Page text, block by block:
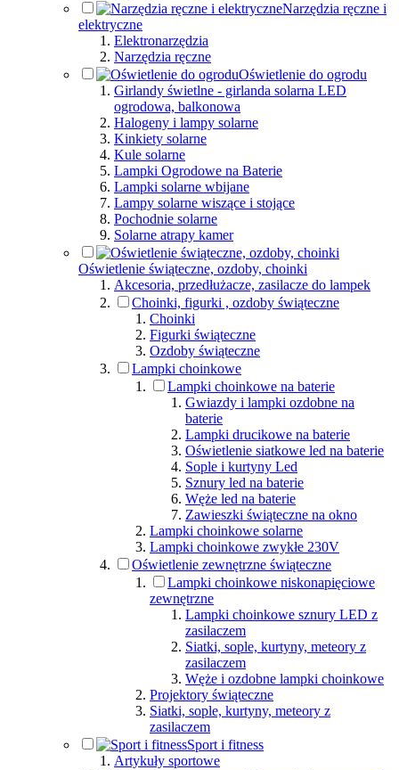
Narzędzia ręczne i
elektryczne
Elektronarzędzia
Narzędzia ręczne
Oświetlenie do ogrodu
Girlandy świetlne - girlanda solarna LED
ogrodowa, balkonowa
Halogeny i lampy solarne
Kinkiety solarne
Kule solarne
Lampki Ogrodowe na Baterie
Lampki solarne wbijane
Lampy solarne wiszące i stojące
Pochodnie solarne
Solarne atrapy kamer
Oświetlenie świąteczne, ozdoby, choinki
Akcesoria, przedłużacze, zasilacze do lampek
Choinki, figurki , ozdoby świąteczne
Choinki
Figurki świąteczne
Ozdoby świąteczne
Lampki choinkowe
Lampki choinkowe na baterie
Gwiazdy i lampki ozdobne na
baterie
Lampki drucikowe na baterie
Oświetlenie siatkowe led na baterie
Sople i kurtyny Led
Sznury led na baterie
Węże led na baterie
Zawieszki świąteczne na okno
Lampki choinkowe solarne
Lampki choinkowe zwykłe 230V
Oświetlenie zewnętrzne świąteczne
Lampki choinkowe niskonapięciowe
zewnętrzne
Lampki choinkowe sznury LED z
zasilaczem
Siatki, sople, kurtyny, meteory z
zasilaczem
Węże i ozdobne lampki choinkowe
Projektory świąteczne
Siatki, sople, kurtyny, meteory z
zasilaczem
Sport i fitness
Artykuły sportowe